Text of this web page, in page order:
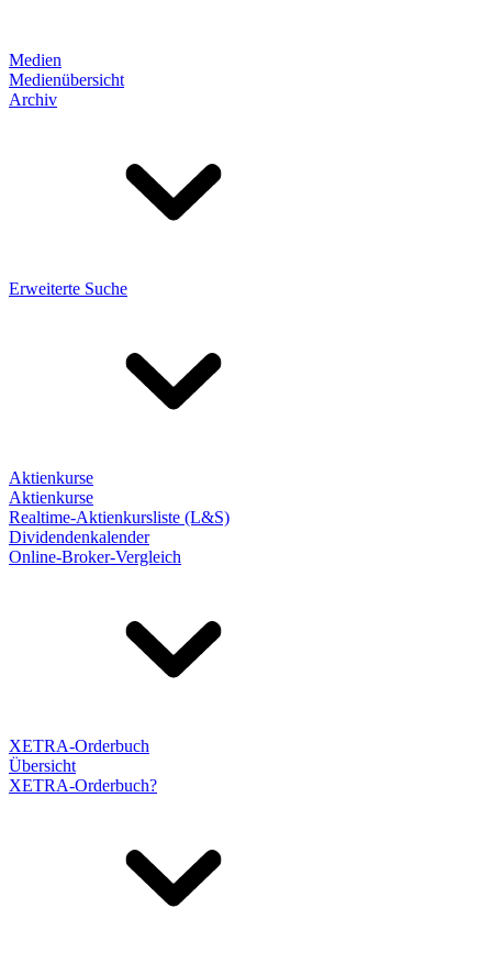
Medien
Medienübersicht
Archiv
Erweiterte Suche
Aktienkurse
Aktienkurse
Realtime-Aktienkursliste (L&S)
Dividendenkalender
Online-Broker-Vergleich
XETRA-Orderbuch
Übersicht
XETRA-Orderbuch?